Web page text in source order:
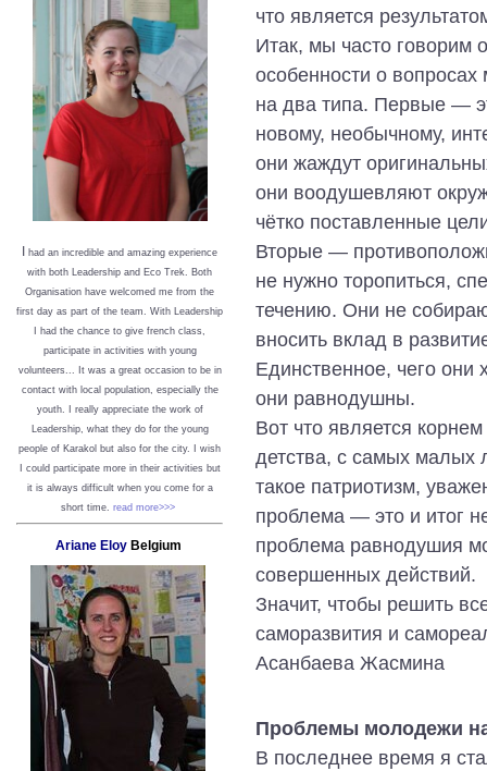
had an incredible and amazing experience
with both Leadership and Eco Trek. Both
Organisation have welcomed me from the
first day as part of the team. With Leadership
I had the chance to give french class,
participate in activities with young
volunteers... It was a great occasion to be in
contact with local population, especially the
youth. I really appreciate the work of
Leadership, what they do for the young
people of Karakol but also for the city. I wish
I could participate more in their activities but
it is always difficult when you come for a
short time. read more>>>
Ariane Eloy Belgium
что является
Итак, мы часто говорим
особенности о
на два типа. Первые —
новому, необычному,
они жаждут
они воодушевляют
чётко поставленные
Вторые ―
не нужно торопиться,
течению. Они не
вносить вклад в
Единственное, чего
они равнодушны.
Вот что является
детства, с самых малых
такое патриотизм,
проблема ― это и итог
проблема равнодушия
совершенных действий.
Значит, чтобы решить
саморазвития и
Асанбаева Жасмина
Проблемы молодежи
В последнее время я